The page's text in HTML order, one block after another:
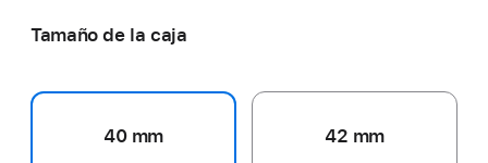
Tamaño de la caja
40 mm 42 mm